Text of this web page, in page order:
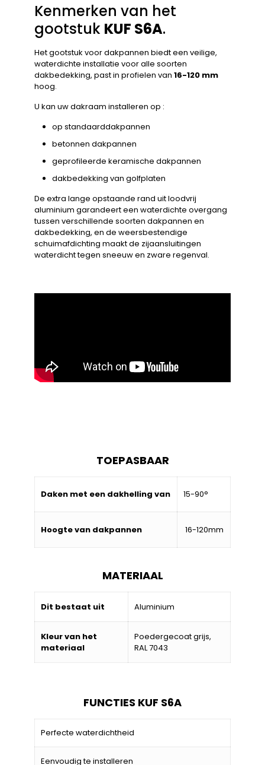
Kenmerken van het
gootstuk KUF S6A.
Het gootstuk voor dakpannen biedt een veilige,
waterdichte installatie voor alle soorten
dakbedekking, past in profielen van 16-120 mm
hoog.
U kan uw dakraam installeren op :
op standaarddakpannen
betonnen dakpannen
geprofileerde keramische dakpannen
dakbedekking van golfplaten
De extra lange opstaande rand uit loodvrij
aluminium garandeert een waterdichte overgang
tussen verschillende soorten dakpannen en
dakbedekking, en de weersbestendige
schuimafdichting maakt de zijaansluitingen
waterdicht tegen sneeuw en zware regenval.
TOEPASBAAR
Daken met een dakhelling van 15-90°
Hoogte van dakpannen 16-120mm
MATERIAAL
Dit bestaat uit Aluminium
Kleur van het
materiaal
Poedergecoat grijs,
RAL 7043
FUNCTIES KUF S6A
Perfecte waterdichtheid
Eenvoudig te installeren